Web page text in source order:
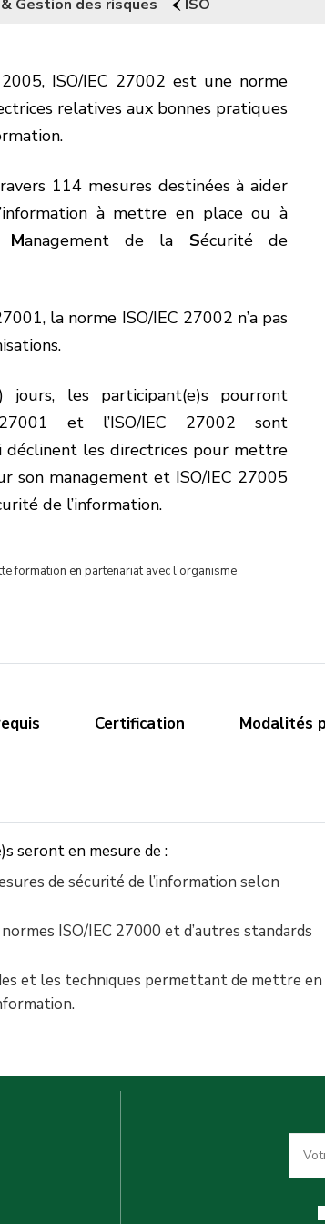
Gestion des risques ISO
ISO/IEC 27002 est une norme
relatives aux bonnes pratiques
114 mesures destinées à aider
à mettre en place ou à
Management de la Sécurité de
la norme ISO/IEC 27002 n’a pas
les participant(e)s pourront
27001 et l’ISO/IEC 27002 sont
déclinent les directrices pour mettre
son management et ISO/IEC 27005
de l’information.
formation en partenariat avec l'organisme
Certification Modalités
seront en mesure de :
de sécurité de l’information selon
ISO/IEC 27000 et d’autres standards
et les techniques permettant de mettre en